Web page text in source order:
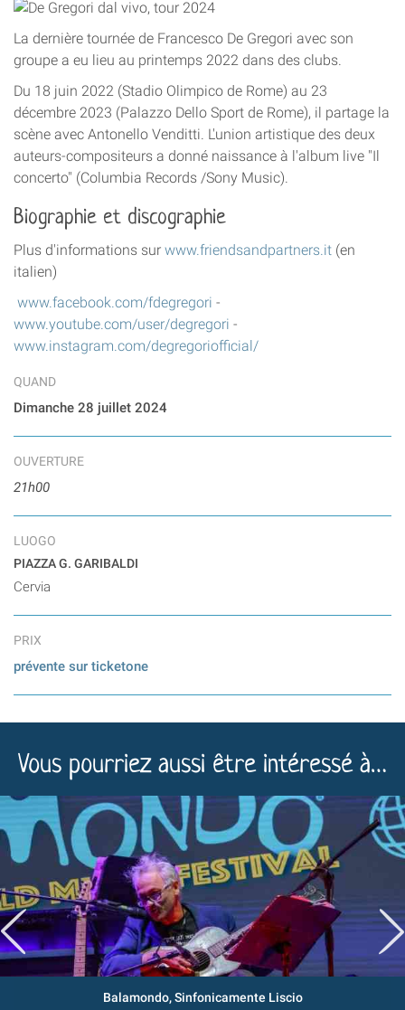
La dernière tournée de Francesco De Gregori avec son
groupe a eu lieu au printemps 2022 dans des clubs.
Du 18 juin 2022 (Stadio Olimpico de Rome) au 23
décembre 2023 (Palazzo Dello Sport de Rome), il partage la
scène avec Antonello Venditti. L'union artistique des deux
auteurs-compositeurs a donné naissance à l'album live "Il
concerto" (Columbia Records /Sony Music).
Biographie et discographie
Plus d'informations sur www.friendsandpartners.it (en
italien)
www.facebook.com/fdegregori -
www.youtube.com/user/degregori -
www.instagram.com/degregoriofficial/
QUAND
Dimanche 28 juillet 2024
OUVERTURE
21h00
LUOGO
PIAZZA G. GARIBALDI
Cervia
PRIX
prévente sur ticketone
Vous pourriez aussi être intéressé à…
Balamondo, Sinfonicamente Liscio